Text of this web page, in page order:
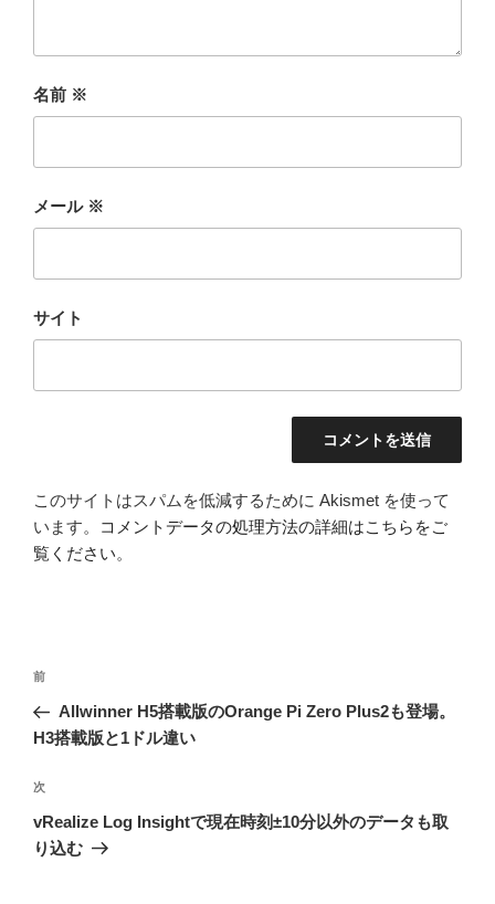
名前 ※
メール ※
サイト
このサイトはスパムを低減するために Akismet を使って
います。
コメントデータの処理方法の詳細はこちらをご
覧ください。
投
ナ
ゲ
ー
シ
前
の
投
前
Allwinner H5搭載版のOrange Pi Zero Plus2も登場。
H3搭載版と1ドル違い
次
の
投
次
vRealize Log Insightで現在時刻±10分以外のデータも取
り込む